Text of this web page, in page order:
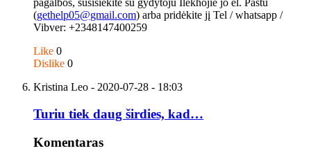
pagalbos, susisiekite su gydytoju Ilekhojie jo el. Paštu
(gethelp05@gmail.com) arba pridėkite jį Tel / whatsapp /
Vibver: +2348147400259
Like 0
Dislike 0
Kristina Leo - 2020-07-28 - 18:03
Turiu tiek daug širdies, kad…
Komentaras